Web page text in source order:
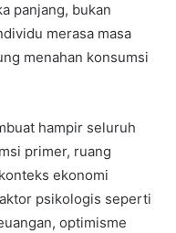
panjang, bukan
merasa masa
menahan konsumsi
hampir seluruh
primer, ruang
ekonomi
psikologis seperti
optimisme